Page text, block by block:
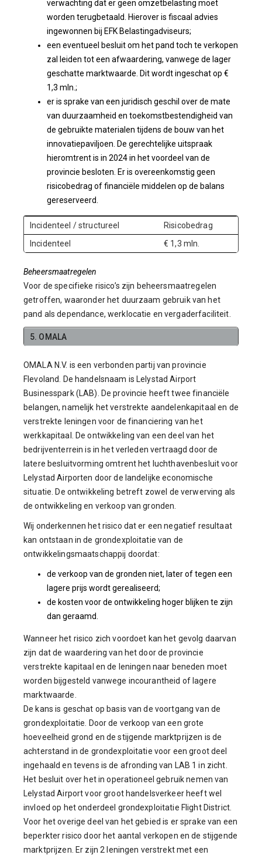
verwachting dat er geen omzetbelasting moet
worden terugbetaald. Hierover is fiscaal advies
ingewonnen bij EFK Belastingadviseurs;
een eventueel besluit om het pand toch te verkopen
zal leiden tot een afwaardering, vanwege de lager
geschatte marktwaarde. Dit wordt ingeschat op €
1,3 mln.;
er is sprake van een juridisch geschil over de mate
van duurzaamheid en toekomstbestendigheid van
de gebruikte materialen tijdens de bouw van het
innovatiepaviljoen. De gerechtelijke uitspraak
hieromtrent is in 2024 in het voordeel van de
provincie besloten. Er is overeenkomstig geen
risicobedrag of financiële middelen op de balans
gereserveerd.
Incidenteel / structureel
Risicobedrag
Incidenteel
€ 1,3 mln.
Beheersmaatregelen
Voor de specifieke risico’s zijn beheersmaatregelen
getroffen, waaronder het duurzaam gebruik van het
pand als dependance, werklocatie en vergaderfaciliteit.
5. OMALA
OMALA N.V. is een verbonden partij van provincie
Flevoland. De handelsnaam is Lelystad Airport
Businesspark (LAB). De provincie heeft twee financiële
belangen, namelijk het verstrekte aandelenkapitaal en de
verstrekte leningen voor de financiering van het
werkkapitaal. De ontwikkeling van een deel van het
bedrijventerrein is in het verleden vertraagd door de
latere besluitvorming omtrent het luchthavenbesluit voor
Lelystad Airporten door de landelijke economische
situatie. De ontwikkeling betreft zowel de verwerving als
de ontwikkeling en verkoop van gronden.
Wij onderkennen het risico dat er een negatief resultaat
kan ontstaan in de grondexploitatie van de
ontwikkelingsmaatschappij doordat:
de verkoop van de gronden niet, later of tegen een
lagere prijs wordt gerealiseerd;
de kosten voor de ontwikkeling hoger blijken te zijn
dan geraamd.
Wanneer het risico zich voordoet kan het gevolg daarvan
zijn dat de waardering van het door de provincie
verstrekte kapitaal en de leningen naar beneden moet
worden bijgesteld vanwege incourantheid of lagere
marktwaarde.
De kans is geschat op basis van de voortgang van de
grondexploitatie. Door de verkoop van een grote
hoeveelheid grond en de stijgende marktprijzen is de
achterstand in de grondexploitatie voor een groot deel
ingehaald en tevens is de afronding van LAB 1 in zicht.
Het besluit over het in operationeel gebruik nemen van
Lelystad Airport voor groot handelsverkeer heeft wel
invloed op het onderdeel grondexploitatie Flight District.
Voor het overige deel van het gebied is er sprake van een
beperkter risico door het aantal verkopen en de stijgende
marktprijzen. Er zijn 2 leningen verstrekt met een